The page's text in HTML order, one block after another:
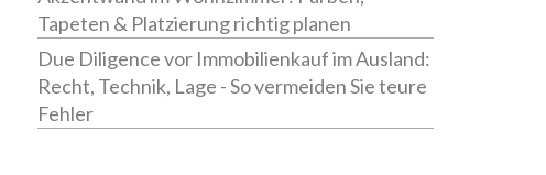
Tapeten & Platzierung richtig planen
Due Diligence vor Immobilienkauf im Ausland:
Recht, Technik, Lage - So vermeiden Sie teure
Fehler